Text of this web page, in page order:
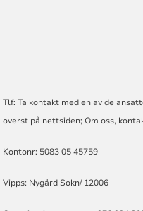
Tlf: Ta kontakt med en av de
overst på nettsiden; Om oss,
Kontonr: 5083 05 45759
Vipps: Nygård Sokn/ 12006